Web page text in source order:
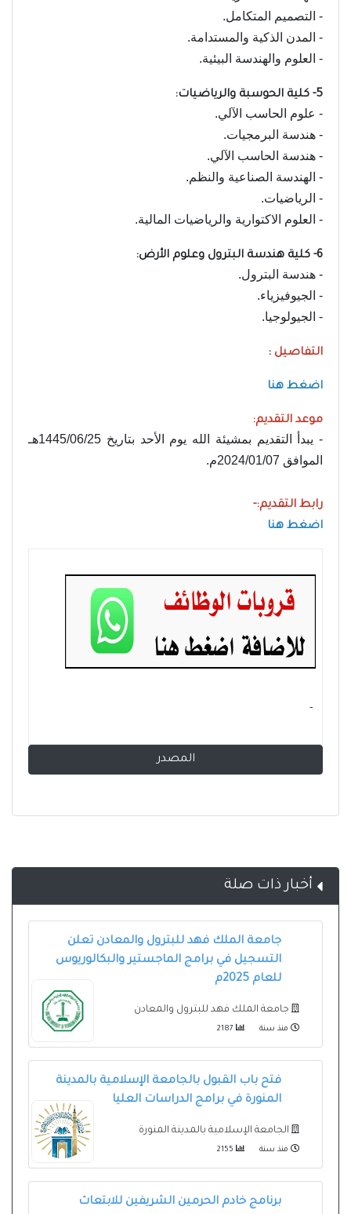
- التصميم المتكامل.
- المدن الذكية والمستدامة.
- العلوم والهندسة البيئية.
5- كلية الحوسبة والرياضيات:
- علوم الحاسب الآلي.
- هندسة البرمجيات.
- هندسة الحاسب الآلي.
- الهندسة الصناعية والنظم.
- الرياضيات.
- العلوم الاكتوارية والرياضيات المالية.
6- كلية هندسة البترول وعلوم الأرض:
- هندسة البترول.
- الجيوفيزياء.
- الجيولوجيا.
التفاصيل :
اضغط هنا
موعد التقديم:
- يبدأ التقديم بمشيئة الله يوم الأحد بتاريخ 1445/06/25هـ
الموافق 2024/01/07م.
رابط التقديم:-
اضغط هنا
- ‏
المصدر
أخبار ذات صلة
جامعة الملك فهد للبترول والمعادن تعلن
التسجيل في برامج الماجستير والبكالوريوس
للعام 2025م
جامعة الملك فهد للبترول والمعادن
منذ سنة
فتح باب القبول بالجامعة الإسلامية بالمدينة
المنورة في برامج الدراسات العليا
الجامعة الإسلامية بالمدينة المنورة
منذ سنة
برنامج خادم الحرمين الشريفين للابتعاث